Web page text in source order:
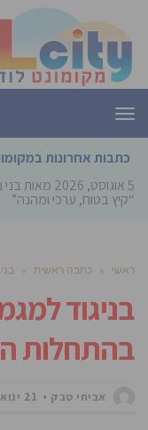
תפריט
כתבות אחרונות
5 אוגוסט, 2026
מאות
“קיץ בטוח, ערכי ומהנה”
ראשי » כתבה ראשית »
בניגוד
בהתחלות
אביחי טבק 21 ינואר, 2024